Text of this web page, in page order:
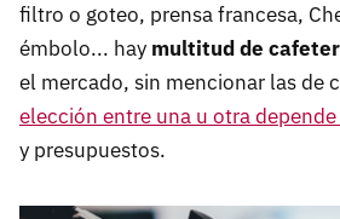
filtro o goteo, prensa francesa,
émbolo... hay multitud de
el mercado, sin mencionar las de
elección entre una u otra
y presupuestos.